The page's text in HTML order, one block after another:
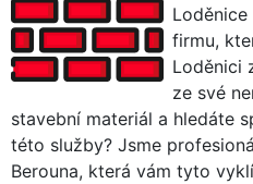
firmu,
Loděnici
ze své
stavební materiál a hledáte
této služby? Jsme
Berouna, která vám tyto